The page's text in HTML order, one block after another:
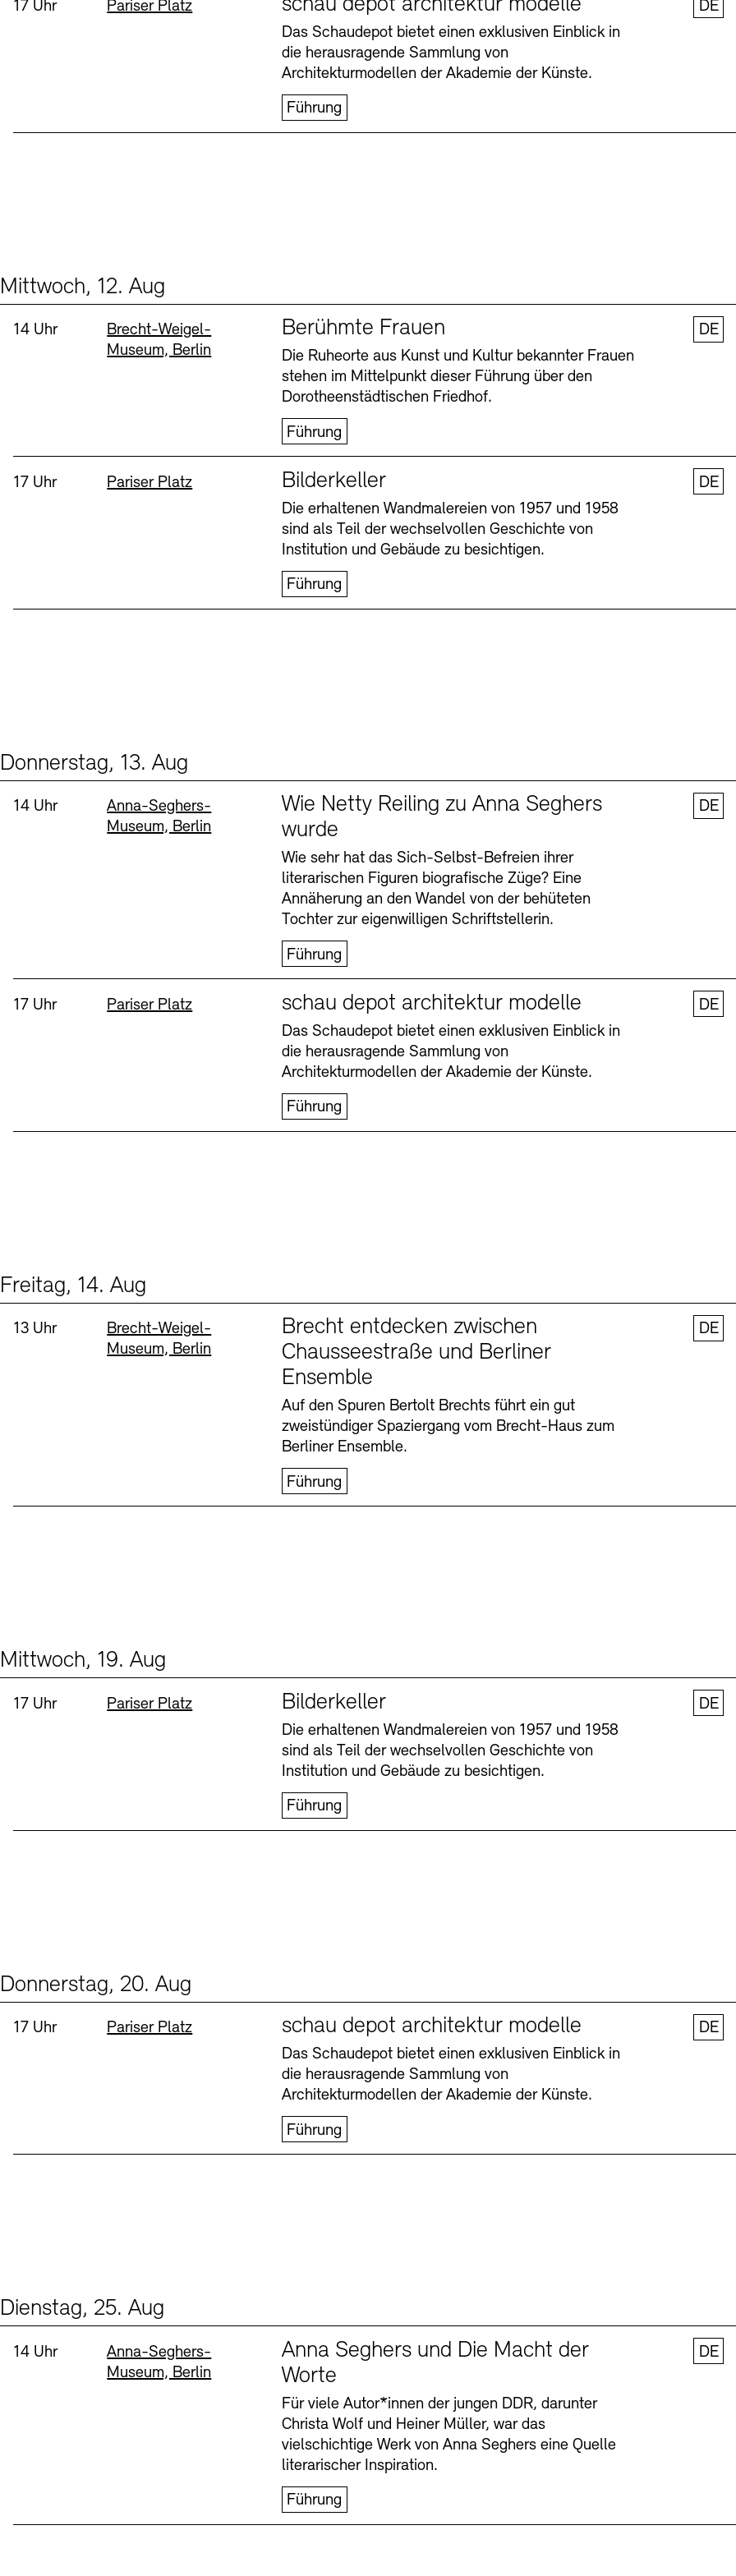
Vermittlungsprogramm
Uhrzeit:
17 Uhr Standort
Pariser Platz
Das Schaudepot bietet einen exklusiven Einblick in
die herausragende Sammlung von
Architekturmodellen der Akademie der Künste.
Führung
DE
Mittwoch, 12. Aug
Uhrzeit:
14 Uhr Standort
Brecht-Weigel-
Museum, Berlin
Berühmte Frauen
Die Ruheorte aus Kunst und Kultur bekannter Frauen
stehen im Mittelpunkt dieser Führung über den
Dorotheenstädtischen Friedhof.
Führung
DE
Uhrzeit:
17 Uhr Standort
Pariser Platz Bilderkeller
Die erhaltenen Wandmalereien von 1957 und 1958
sind als Teil der wechselvollen Geschichte von
Institution und Gebäude zu besichtigen.
Führung
DE
Donnerstag, 13. Aug
Uhrzeit:
14 Uhr Standort
Anna-Seghers-
Museum, Berlin
Wie Netty Reiling zu Anna Seghers
wurde
Wie sehr hat das Sich-Selbst-Befreien ihrer
literarischen Figuren biografische Züge? Eine
Annäherung an den Wandel von der behüteten
Tochter zur eigenwilligen Schriftstellerin.
Führung
DE
Uhrzeit:
17 Uhr Standort
Pariser Platz schau depot architektur modelle
Das Schaudepot bietet einen exklusiven Einblick in
die herausragende Sammlung von
Architekturmodellen der Akademie der Künste.
Führung
DE
Freitag, 14. Aug
Uhrzeit:
13 Uhr Standort
Brecht-Weigel-
Museum, Berlin
Brecht entdecken zwischen
Chausseestraße und Berliner
Ensemble
Auf den Spuren Bertolt Brechts führt ein gut
zweistündiger Spaziergang vom Brecht-Haus zum
Berliner Ensemble.
Führung
DE
Mittwoch, 19. Aug
Uhrzeit:
17 Uhr Standort
Pariser Platz Bilderkeller
Die erhaltenen Wandmalereien von 1957 und 1958
sind als Teil der wechselvollen Geschichte von
Institution und Gebäude zu besichtigen.
Führung
DE
Donnerstag, 20. Aug
Uhrzeit:
17 Uhr Standort
Pariser Platz schau depot architektur modelle
Das Schaudepot bietet einen exklusiven Einblick in
die herausragende Sammlung von
Architekturmodellen der Akademie der Künste.
Führung
DE
Dienstag, 25. Aug
Uhrzeit:
14 Uhr Standort
Anna-Seghers-
Museum, Berlin
Anna Seghers und Die Macht der
Worte
Für viele Autor*innen der jungen DDR, darunter
Christa Wolf und Heiner Müller, war das
vielschichtige Werk von Anna Seghers eine Quelle
literarischer Inspiration.
Führung
DE